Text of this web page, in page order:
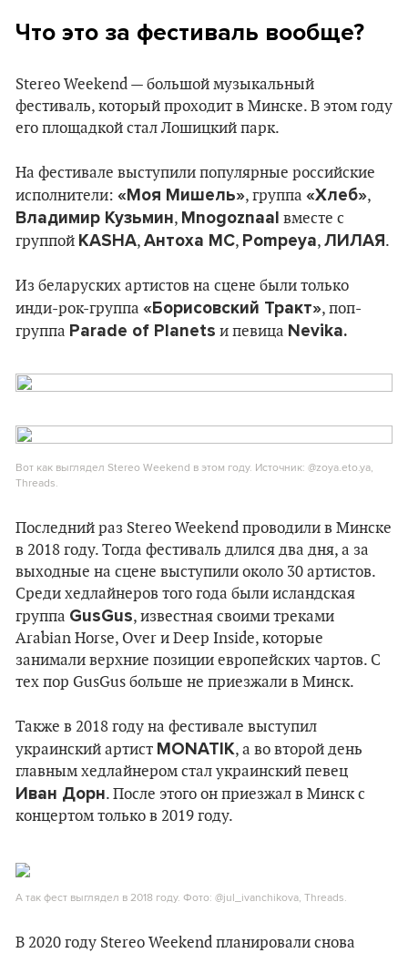
Что это за фестиваль вообще?
Stereo Weekend — большой музыкальный
фестиваль, который проходит в Минске. В этом году
его площадкой стал Лошицкий парк.
На фестивале выступили популярные российские
исполнители: «Моя Мишель», группа «Хлеб»,
Владимир Кузьмин, Mnogoznaal вместе с
группой KASHA, Антоха МС, Pompeya, ЛИЛАЯ.
Из беларуских артистов на сцене были только
инди-рок-группа «Борисовский Тракт», поп-
группа Parade of Planets и певица Nevika.
Вот как выглядел Stereo Weekend в этом году. Источник: @zoya.eto.ya,
Threads.
Последний раз Stereo Weekend проводили в Минске
в 2018 году. Тогда фестиваль длился два дня, а за
выходные на сцене выступили около 30 артистов.
Среди хедлайнеров того года были исландская
группа GusGus, известная своими треками
Arabian Horse, Over и Deep Inside, которые
занимали верхние позиции европейских чартов. С
тех пор GusGus больше не приезжали в Минск.
Также в 2018 году на фестивале выступил
украинский артист MONATIK, а во второй день
главным хедлайнером стал украинский певец
Иван Дорн. После этого он приезжал в Минск с
концертом только в 2019 году.
А так фест выглядел в 2018 году. Фото: @jul_ivanchikova, Threads.
В 2020 году Stereo Weekend планировали снова